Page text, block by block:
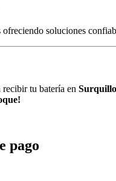
ofreciendo soluciones
recibir tu batería en
pago